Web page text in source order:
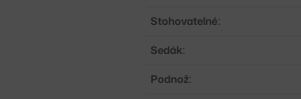
Stohovatelné:
Sedák:
Podnož: